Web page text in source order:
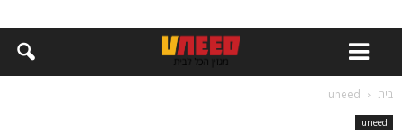
בית uneed
uneed